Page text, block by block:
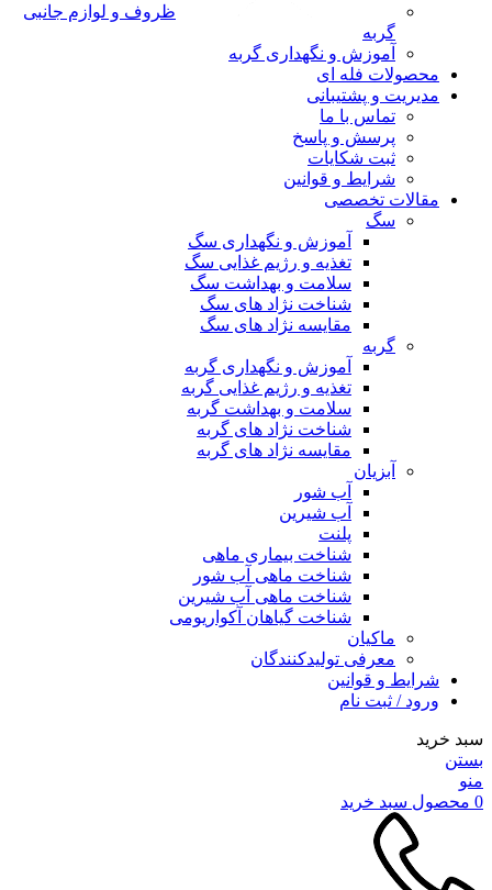
ظروف و لوازم جانبی
گربه
آموزش و نگهداری گربه
محصولات فله ای
مدیریت و پشتیبانی
تماس با ما
پرسش و پاسخ
ثبت شکایات
شرایط و قوانین
مقالات تخصصی
سگ
آموزش و نگهداری سگ
تغذیه و رژیم غذایی سگ
سلامت و بهداشت سگ
شناخت نژاد های سگ
مقایسه نژاد های سگ
گربه
آموزش و نگهداری گربه
تغذیه و رژیم غذایی گربه
سلامت و بهداشت گربه
شناخت نژاد های گربه
مقایسه نژاد های گربه
آبزیان
آب شور
آب شیرین
پلنت
شناخت بیماری ماهی
شناخت ماهی آب شور
شناخت ماهی آب شیرین
شناخت گیاهان آکواریومی
ماکیان
معرفی تولیدکنندگان
شرایط و قوانین
ورود / ثبت نام
سبد خرید
بستن
منو
0 محصول سبد خرید